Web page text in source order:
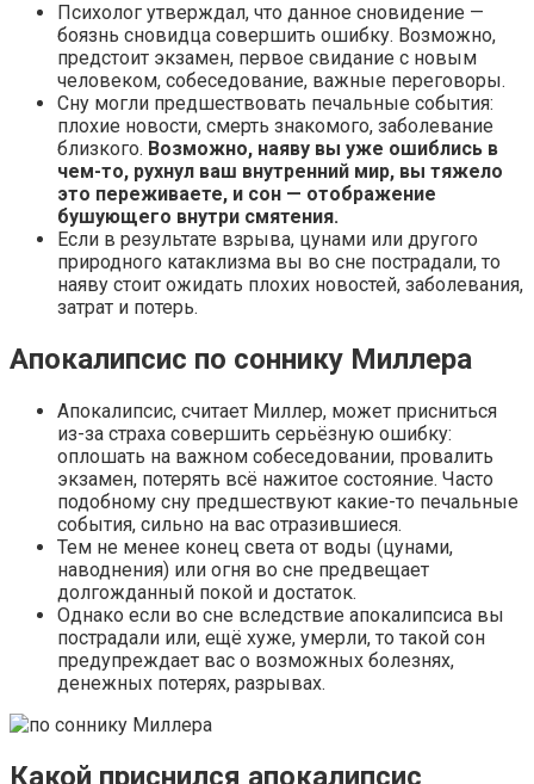
Психолог утверждал, что данное сновидение —
боязнь сновидца совершить ошибку. Возможно,
предстоит экзамен, первое свидание с новым
человеком, собеседование, важные переговоры.
Сну могли предшествовать печальные события:
плохие новости, смерть знакомого, заболевание
близкого. Возможно, наяву вы уже ошиблись в
чем-то, рухнул ваш внутренний мир, вы тяжело
это переживаете, и сон — отображение
бушующего внутри смятения.
Если в результате взрыва, цунами или другого
природного катаклизма вы во сне пострадали, то
наяву стоит ожидать плохих новостей, заболевания,
затрат и потерь.
Апокалипсис по соннику Миллера
Апокалипсис, считает Миллер, может присниться
из-за страха совершить серьёзную ошибку:
оплошать на важном собеседовании, провалить
экзамен, потерять всё нажитое состояние. Часто
подобному сну предшествуют какие-то печальные
события, сильно на вас отразившиеся.
Тем не менее конец света от воды (цунами,
наводнения) или огня во сне предвещает
долгожданный покой и достаток.
Однако если во сне вследствие апокалипсиса вы
пострадали или, ещё хуже, умерли, то такой сон
предупреждает вас о возможных болезнях,
денежных потерях, разрывах.
Какой приснился апокалипсис